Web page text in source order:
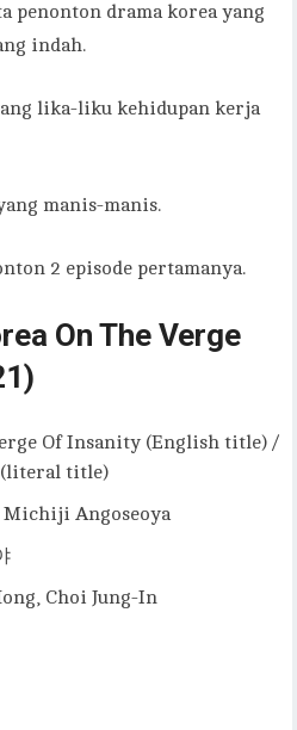
penonton drama korea yang
indah.
lika-liku kehidupan kerja
manis-manis.
2 episode pertamanya.
On The Verge
Of Insanity (English title) /
(literal title)
Michiji Angoseoya
Choi Jung-In